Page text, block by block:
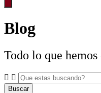
Blog
Todo lo que
Buscar